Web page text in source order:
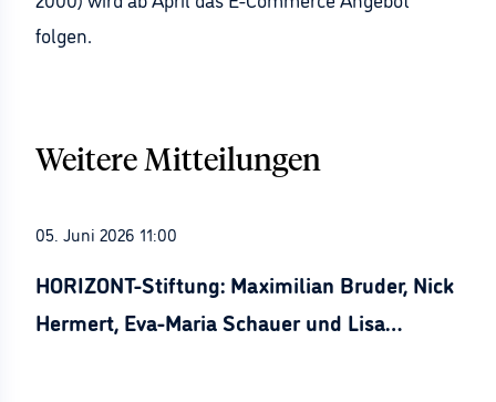
folgen.
Weitere Mitteilungen
05. Juni 2026 11:00
HORIZONT-Stiftung: Maximilian Bruder, Nick
Hermert, Eva-Maria Schauer und Lisa